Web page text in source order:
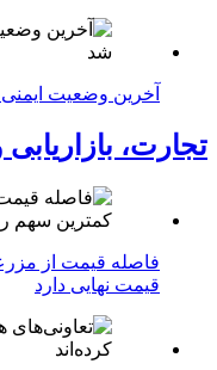
آخرین وضعیت ایمنی
تجارت،
فاصله قیمت از
قیمت نهایی دارد